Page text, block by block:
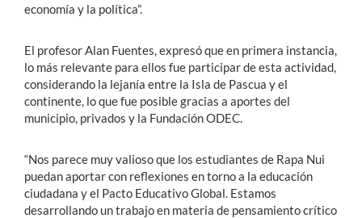
economía y la política”.
El profesor Alan Fuentes, expresó que en primera instancia,
lo más relevante para ellos fue participar de esta actividad,
considerando la lejanía entre la Isla de Pascua y el
continente, lo que fue posible gracias a aportes del
municipio, privados y la Fundación ODEC.
“Nos parece muy valioso que los estudiantes de Rapa Nui
puedan aportar con reflexiones en torno a la educación
ciudadana y el Pacto Educativo Global. Estamos
desarrollando un trabajo en materia de pensamiento crítico